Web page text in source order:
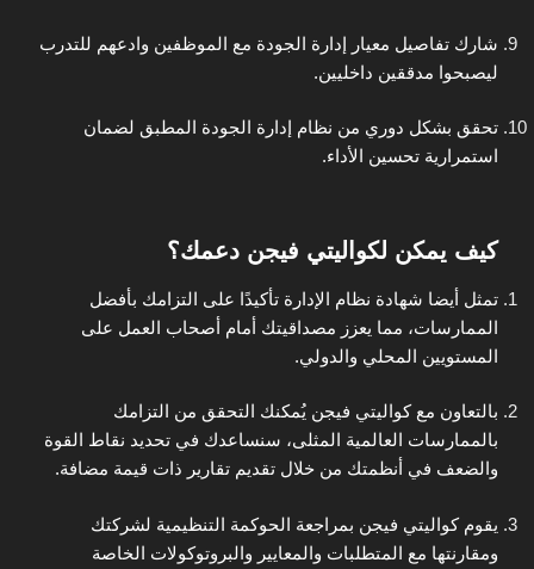
شارك تفاصيل معيار إدارة الجودة مع الموظفين وادعهم للتدرب
ليصبحوا مدققين داخليين.
تحقق بشكل دوري من نظام إدارة الجودة المطبق لضمان
استمرارية تحسين الأداء.
كيف يمكن لكواليتي فيجن دعمك؟
تمثل أيضا شهادة نظام الإدارة تأكيدًا على التزامك بأفضل
الممارسات، مما يعزز مصداقيتك أمام أصحاب العمل على
المستويين المحلي والدولي.
بالتعاون مع كواليتي فيجن يُمكنك التحقق من التزامك
بالممارسات العالمية المثلى، سنساعدك في تحديد نقاط القوة
والضعف في أنظمتك من خلال تقديم تقارير ذات قيمة مضافة.
يقوم كواليتي فيجن بمراجعة الحوكمة التنظيمية لشركتك
ومقارنتها مع المتطلبات والمعايير والبروتوكولات الخاصة